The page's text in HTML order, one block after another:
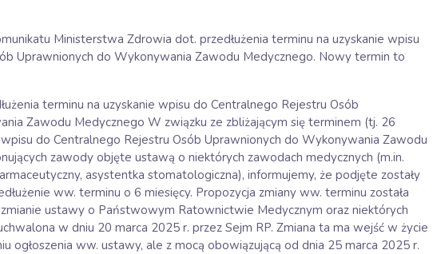
Ministerstwa Zdrowia dot. przedłużenia terminu na uzyskanie wpisu
Uprawnionych do Wykonywania Zawodu Medycznego. Nowy termin to
terminu na uzyskanie wpisu do Centralnego Rejestru Osób
Zawodu Medycznego W związku ze zbliżającym się terminem (tj. 26
do Centralnego Rejestru Osób Uprawnionych do Wykonywania Zawodu
zawody objęte ustawą o niektórych zawodach medycznych (m.in.
asystentka stomatologiczna), informujemy, że podjęte zostały
ww. terminu o 6 miesięcy. Propozycja zmiany ww. terminu została
ustawy o Państwowym Ratownictwie Medycznym oraz niektórych
w dniu 20 marca 2025 r. przez Sejm RP. Zmiana ta ma wejść w życie
ogłoszenia ww. ustawy, ale z mocą obowiązującą od dnia 25 marca 2025 r.